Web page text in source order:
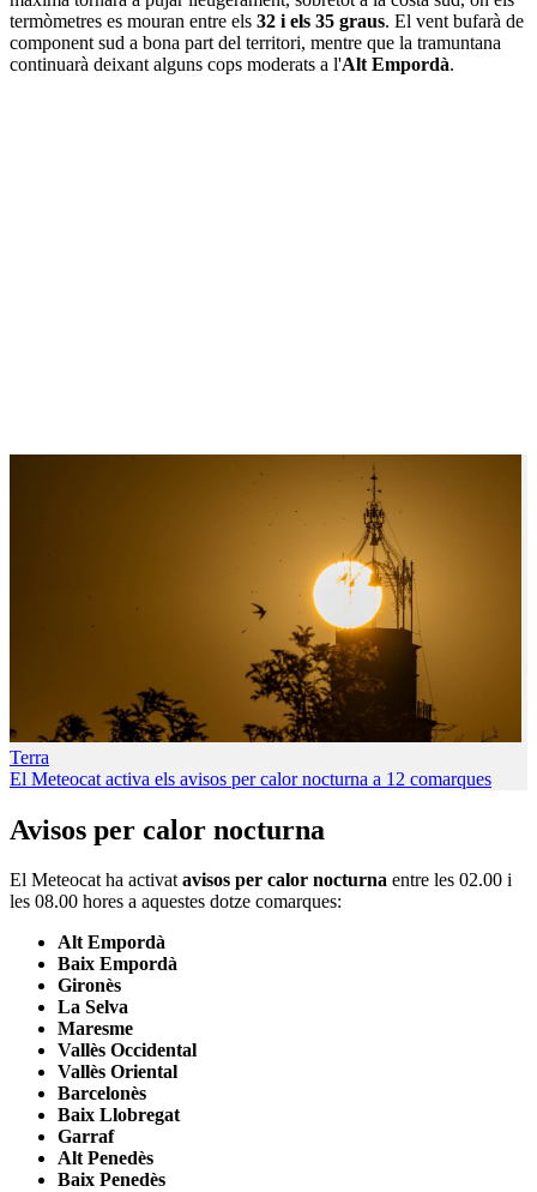
termòmetres es mouran entre els 32 i els 35 graus. El vent bufarà de
component sud a bona part del territori, mentre que la tramuntana
continuarà deixant alguns cops moderats a l'Alt Empordà.
Terra
El Meteocat activa els avisos per calor nocturna a 12 comarques
Avisos per calor nocturna
El Meteocat ha activatavisos per calor nocturna entre les 02.00 i
les 08.00 hores a aquestes dotze comarques:
Alt Empordà
Baix Empordà
Gironès
La Selva
Maresme
Vallès Occidental
Vallès Oriental
Barcelonès
Baix Llobregat
Garraf
Alt Penedès
Baix Penedès